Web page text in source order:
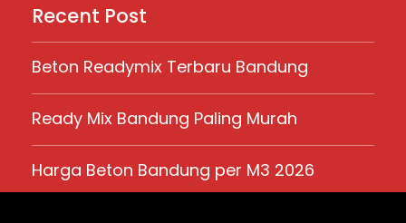
Recent Post
Beton Readymix Terbaru Bandung
Ready Mix Bandung Paling Murah
Harga Beton Bandung per M3 2026